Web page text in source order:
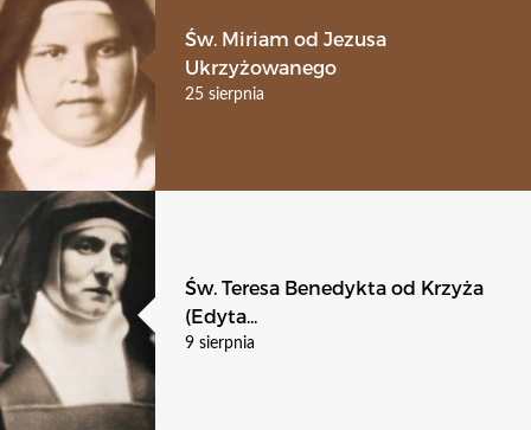
Św. Miriam od Jezusa
Ukrzyżowanego
25 sierpnia
Św. Teresa Benedykta od Krzyża
(Edyta...
9 sierpnia